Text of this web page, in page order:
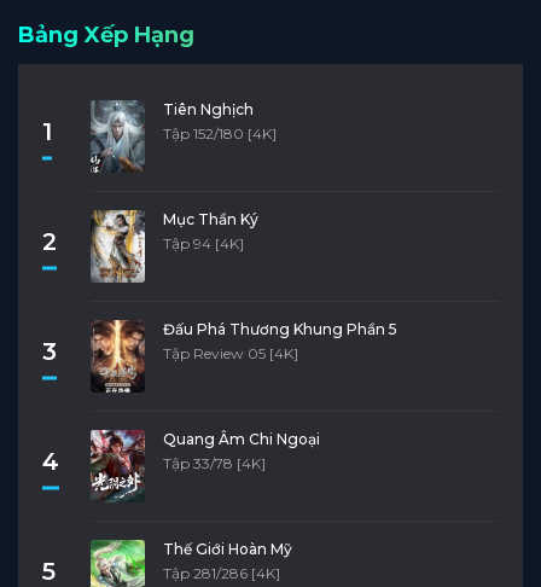
Bảng Xếp Hạng
1
Tiên Nghịch
Tập 152/180 [4K]
2
Mục Thần Ký
Tập 94 [4K]
3
Đấu Phá Thương Khung Phần 5
Tập Review 05 [4K]
4
Quang Âm Chi Ngoại
Tập 33/78 [4K]
5
Thế Giới Hoàn Mỹ
Tập 281/286 [4K]